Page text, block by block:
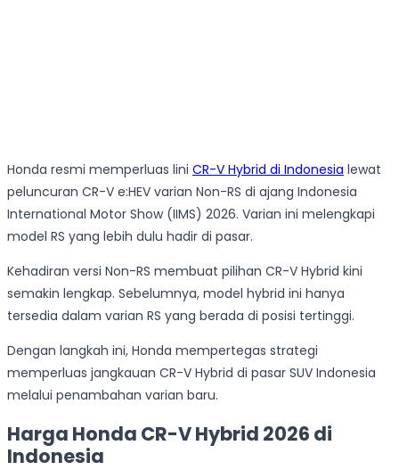
Honda resmi memperluas lini CR-V Hybrid di Indonesia lewat
peluncuran CR-V e:HEV varian Non-RS di ajang Indonesia
International Motor Show (IIMS) 2026. Varian ini melengkapi
model RS yang lebih dulu hadir di pasar.
Kehadiran versi Non-RS membuat pilihan CR-V Hybrid kini
semakin lengkap. Sebelumnya, model hybrid ini hanya
tersedia dalam varian RS yang berada di posisi tertinggi.
Dengan langkah ini, Honda mempertegas strategi
memperluas jangkauan CR-V Hybrid di pasar SUV Indonesia
melalui penambahan varian baru.
Harga Honda CR-V Hybrid 2026 di
Indonesia